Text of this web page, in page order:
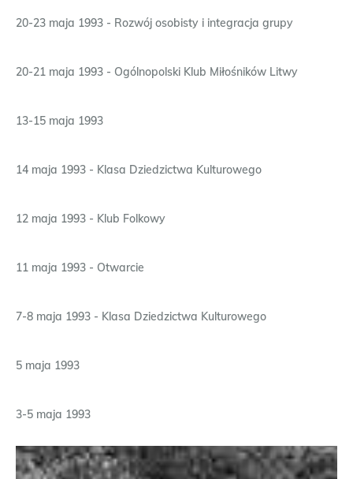
20-23 maja 1993 - Rozwój osobisty i integracja grupy
20-21 maja 1993 - Ogólnopolski Klub Miłośników Litwy
13-15 maja 1993
14 maja 1993 - Klasa Dziedzictwa Kulturowego
12 maja 1993 - Klub Folkowy
11 maja 1993 - Otwarcie
7-8 maja 1993 - Klasa Dziedzictwa Kulturowego
5 maja 1993
3-5 maja 1993